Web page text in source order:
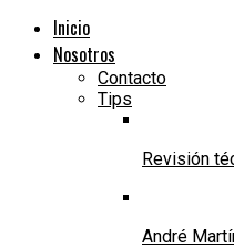
Inicio
Nosotros
Contacto
Tips
Revisión
André